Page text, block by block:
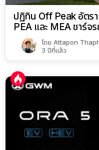
ปฏิทิน Off Peak อัตร
PEA และ MEA ชาร์จ
โดย Attapon
3 ปีที่แล้ว